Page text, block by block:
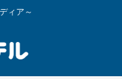
ィア～